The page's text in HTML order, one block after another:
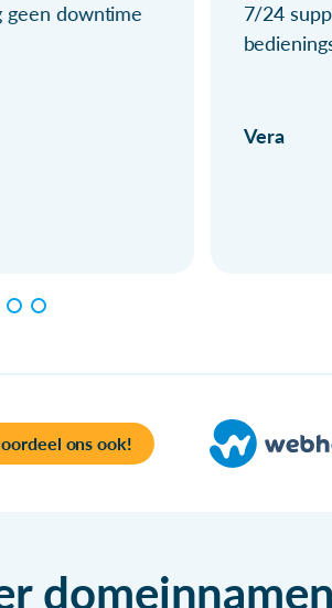
geen downtime
7/24
Vera
ons ook!
domeinnamen